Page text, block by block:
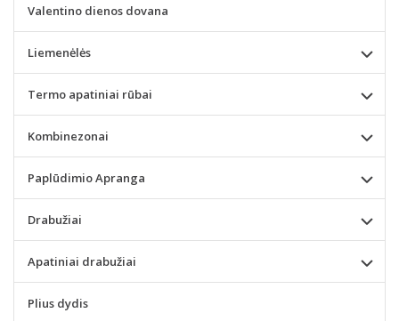
Valentino dienos dovana
Liemenėlės
Termo apatiniai rūbai
Kombinezonai
Paplūdimio Apranga
Drabužiai
Apatiniai drabužiai
Plius dydis